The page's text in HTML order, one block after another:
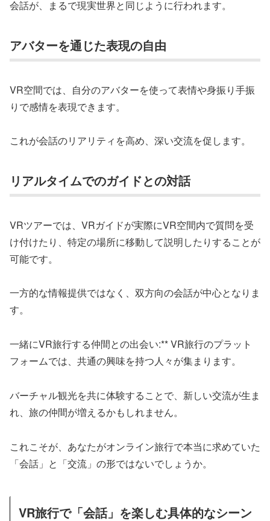
会話が、まるで現実世界と同じように行われます。
アバターを通じた表現の自由
VR空間では、自分のアバターを使って表情や身振り手振
りで感情を表現できます。
これが会話のリアリティを高め、深い交流を促します。
リアルタイムでのガイドとの対話
VRツアーでは、VRガイドが実際にVR空間内で質問を受
け付けたり、特定の場所に移動して説明したりすることが
可能です。
一方的な情報提供ではなく、双方向の会話が中心となりま
す。
一緒にVR旅行する仲間との出会い:** VR旅行のプラット
フォームでは、共通の興味を持つ人々が集まります。
バーチャル観光を共に体験することで、新しい交流が生ま
れ、旅の仲間が増えるかもしれません。
これこそが、あなたがオンライン旅行で本当に求めていた
「会話」と「交流」の形ではないでしょうか。
VR旅行で「会話」を楽しむ具体的なシーン